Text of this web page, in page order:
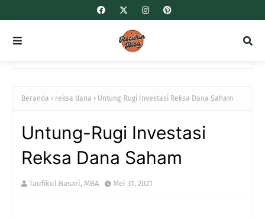
Beranda reksa dana Untung-Rugi Investasi Reksa Dana Saham
Untung-Rugi Investasi
Reksa Dana Saham
Taufikul Basari, MBA Mei 31, 2021